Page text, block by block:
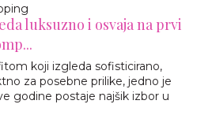
luksuzno i osvaja na prvi
koji izgleda sofisticirano,
za posebne prilike, jedno je
godine postaje najšik izbor u